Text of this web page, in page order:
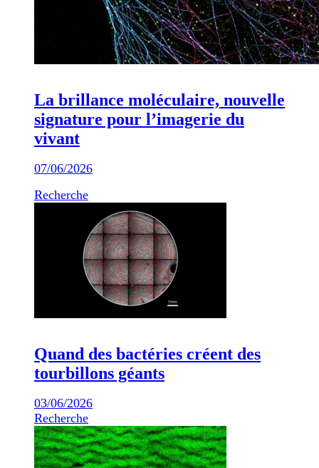
La brillance moléculaire, nouvelle
signature pour l’imagerie du
vivant
07/06/2026
Recherche
Quand des bactéries créent des
tourbillons géants
03/06/2026
Recherche